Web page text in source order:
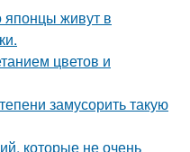
японцы живут в
цветов и
замусорить такую
которые не очень